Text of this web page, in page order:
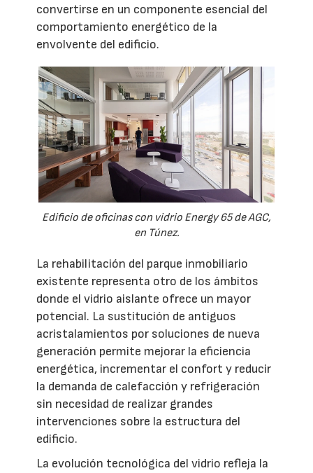
convertirse en un componente esencial del
comportamiento energético de la
envolvente del edificio.
Edificio de oficinas con vidrio Energy 65 de AGC,
en Túnez.
La rehabilitación del parque inmobiliario
existente representa otro de los ámbitos
donde el vidrio aislante ofrece un mayor
potencial. La sustitución de antiguos
acristalamientos por soluciones de nueva
generación permite mejorar la eficiencia
energética, incrementar el confort y reducir
la demanda de calefacción y refrigeración
sin necesidad de realizar grandes
intervenciones sobre la estructura del
edificio.
La evolución tecnológica del vidrio refleja la